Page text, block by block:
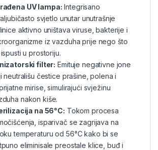
UV lampa: Integrisano
svjetlo unutar unutrašnje
aktivno uništava viruse, bakterije i
iz vazduha prije nego što
u prostoriju.
filter: Emituje negativne jone
neutrališu čestice prašine, polena i
mirise, simulirajući svježinu
nakon kiše.
na 56°C: Tokom procesa
isparivač se zagrijava na
temperaturu od 56°C kako bi se
eliminisale preostale klice, buđ i